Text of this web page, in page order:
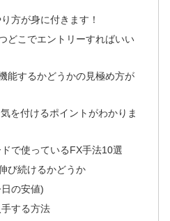
方が身に付きます！
どこでエントリーすればいい
能するかどうかの見極め方が
を付けるポイントがわかりま
で使っているFX手法10選
び続けるかどうか
の安値)
する方法